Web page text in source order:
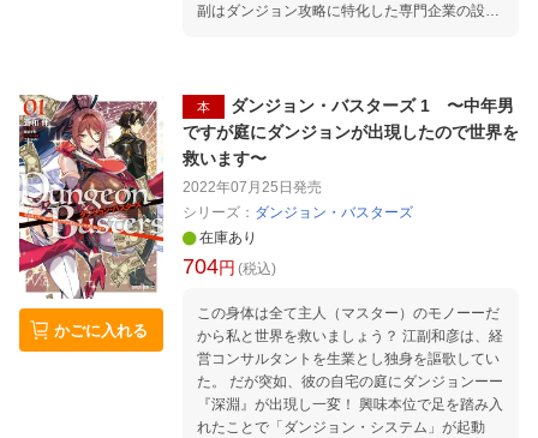
副はダンジョン攻略に特化した専門企業の設立
めに戦える仲間だ……」 しかし、新たな仲間の
候補として現れたはずの魔術師エミリは、生意
気な態度で江副と反りが合わないかに思われた
がーー!? 世界の命運を背負った男のダンジョン
攻略譚、第二幕！
かごに入れる
本
ダンジョン・バスターズ 1 〜中年男
ですが庭にダンジョンが出現したので世界を
救います〜
2022年07月25日 発売
シリーズ： ダンジョン・バスターズ
在庫あり
704円 (税込)
この身体は全て主人（マスター）のモノーーだ
から私と世界を救いましょう？ 江副和彦は、経
営コンサルタントを生業とし独身を謳歌してい
た。 だが突如、彼の自宅の庭にダンジョンーー
『深淵』が出現し一変！ 興味本位で足を踏み入
れたことで「ダンジョン・システム」が起動